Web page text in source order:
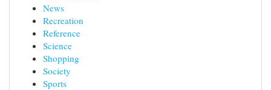
News
Recreation
Reference
Science
Shopping
Society
Sports